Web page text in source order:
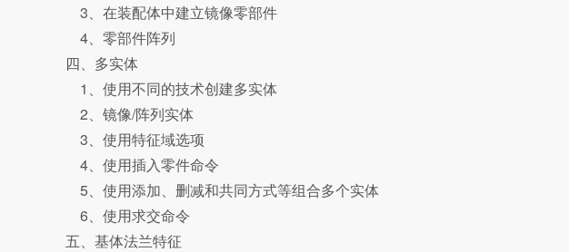
3、在装配体中建立镜像零部件
4、零部件阵列
四、多实体
1、使用不同的技术创建多实体
2、镜像/阵列实体
3、使用特征域选项
4、使用插入零件命令
5、使用添加、删减和共同方式等组合多个实体
6、使用求交命令
五、基体法兰特征